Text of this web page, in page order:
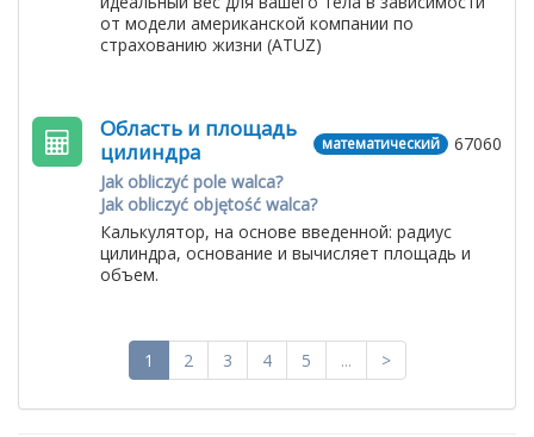
от модели американской компании по
страхованию жизни (ATUZ)
67060
математический
Область и площадь
цилиндра
Jak obliczyć pole walca?
Jak obliczyć objętość walca?
Калькулятор, на основе введенной: радиус
цилиндра, основание и вычисляет площадь и
объем.
1 2 3 4 5 ... >